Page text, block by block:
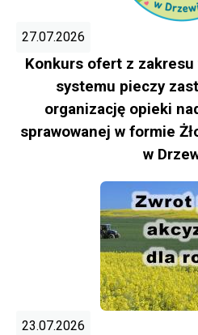
27.07.2026
Konkurs ofert z
systemu pieczy
organizację opieki
sprawowanej w formie
w
23.07.2026